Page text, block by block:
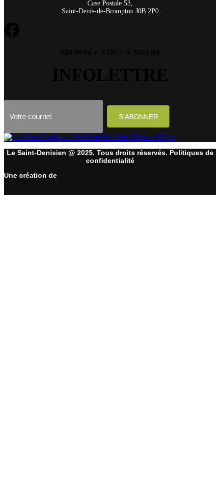
Case Postale 53,
Saint-Denis-de-Brompton J0B 2P0
Le Saint-Denisien @ 2025. Tous droits réservés. Politiques de
confidentialité
Une création de